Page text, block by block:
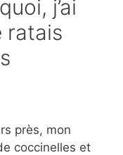
j’ai
ratais
près, mon
coccinelles et